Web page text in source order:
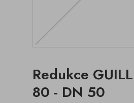
Redukce
80 - DN 50